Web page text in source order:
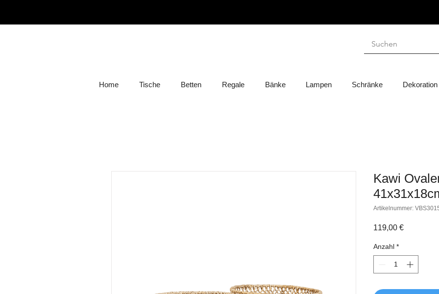
Home Tische Betten Regale Bänke Lampen Schränke Dekoration
Kawi
Artikelnummer:
119,00 €Preis
Anzahl *